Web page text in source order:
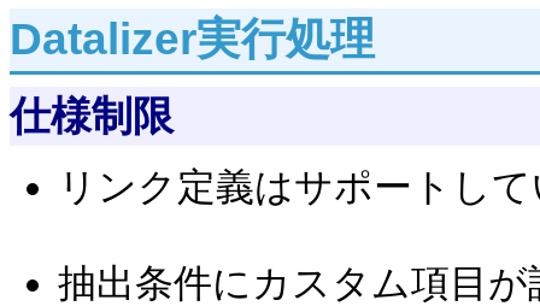
Datalizer実行処理
仕様制限
リンク定義はサポートし
抽出条件にカスタム項目